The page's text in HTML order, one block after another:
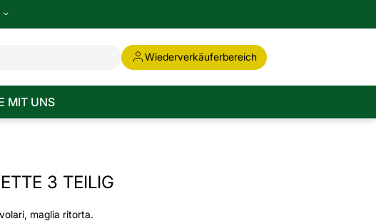
Wiederverkäuferbereich
MIT UNS
3 TEILIG
maglia ritorta.